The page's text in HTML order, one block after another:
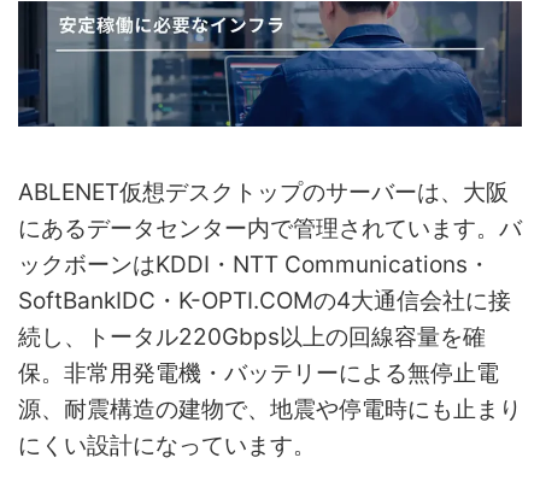
ABLENET仮想デスクトップのサーバーは、大阪
にあるデータセンター内で管理されています。バ
ックボーンはKDDI・NTT Communications・
SoftBankIDC・K-OPTI.COMの4大通信会社に接
続し、トータル220Gbps以上の回線容量を確
保。非常用発電機・バッテリーによる無停止電
源、耐震構造の建物で、地震や停電時にも止まり
にくい設計になっています。